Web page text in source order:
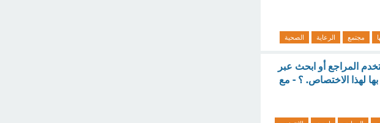
مجتمع الرعاية الصحية
المراجع أو ابحث عبر
لهذا الاختصاص. ؟ - مع